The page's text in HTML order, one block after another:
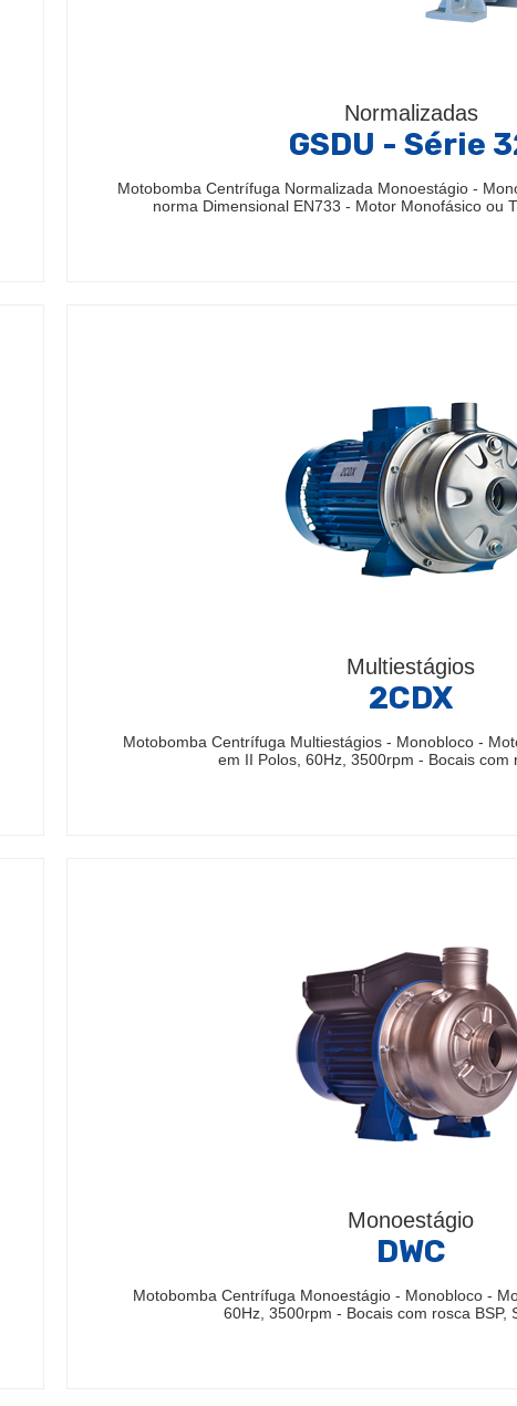
Normalizadas
GSDU - Série
Motobomba Centrífuga Normalizada Monoestágio -
norma Dimensional EN733 - Motor Monofásico ou
Multiestágios
2CDX
Motobomba Centrífuga Multiestágios - Monobloco -
em II Polos, 60Hz, 3500rpm - Bocais com
Monoestágio
DWC
Motobomba Centrífuga Monoestágio - Monobloco -
60Hz, 3500rpm - Bocais com rosca BSP,